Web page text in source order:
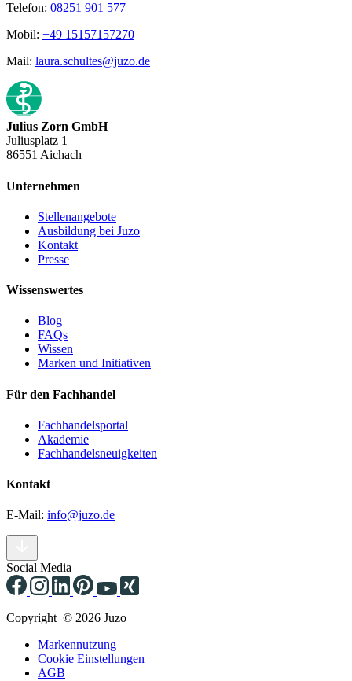
Telefon: 08251 901 577
Mobil: +49 15157157270
Mail: laura.schultes@juzo.de
Julius Zorn GmbH
Juliusplatz 1
86551 Aichach
Unternehmen
Stellenangebote
Ausbildung bei Juzo
Kontakt
Presse
Wissenswertes
Blog
FAQs
Wissen
Marken und Initiativen
Für den Fachhandel
Fachhandelsportal
Akademie
Fachhandelsneuigkeiten
Kontakt
E-Mail: info@juzo.de
Social Media
Copyright © 2026 Juzo
Markennutzung
Cookie Einstellungen
AGB